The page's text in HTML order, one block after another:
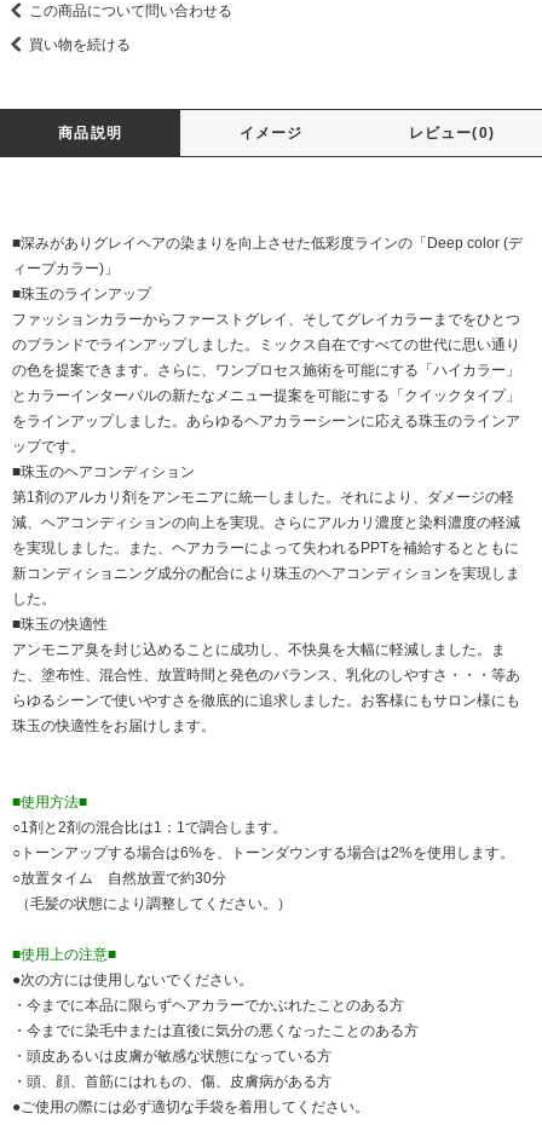
この商品について問い合わせる
買い物を続ける
商品説明 イメージ レビュー(0)
■深みがありグレイヘアの染まりを向上させた低彩度ラインの「Deep color (デ
ィープカラー)」
■珠玉のラインアップ
ファッションカラーからファーストグレイ、そしてグレイカラーまでをひとつ
のブランドでラインアップしました。ミックス自在ですべての世代に思い通り
の色を提案できます。さらに、ワンプロセス施術を可能にする「ハイカラー」
とカラーインターバルの新たなメニュー提案を可能にする「クイックタイプ」
をラインアップしました。あらゆるヘアカラーシーンに応える珠玉のラインア
ップです。
■珠玉のヘアコンディション
第1剤のアルカリ剤をアンモニアに統一しました。それにより、ダメージの軽
減、ヘアコンディションの向上を実現。さらにアルカリ濃度と染料濃度の軽減
を実現しました。また、ヘアカラーによって失われるPPTを補給するとともに
新コンディショニング成分の配合により珠玉のヘアコンディションを実現しま
した。
■珠玉の快適性
アンモニア臭を封じ込めることに成功し、不快臭を大幅に軽減しました。ま
た、塗布性、混合性、放置時間と発色のバランス、乳化のしやすさ・・・等あ
らゆるシーンで使いやすさを徹底的に追求しました。お客様にもサロン様にも
珠玉の快適性をお届けします。
■使用方法■
○1剤と2剤の混合比は1：1で調合します。
○トーンアップする場合は6%を、トーンダウンする場合は2%を使用します。
○放置タイム 自然放置で約30分
（毛髪の状態により調整してください。）
■使用上の注意■
●次の方には使用しないでください。
・今までに本品に限らずヘアカラーでかぶれたことのある方
・今までに染毛中または直後に気分の悪くなったことのある方
・頭皮あるいは皮膚が敏感な状態になっている方
・頭、顔、首筋にはれもの、傷、皮膚病がある方
●ご使用の際には必ず適切な手袋を着用してください。